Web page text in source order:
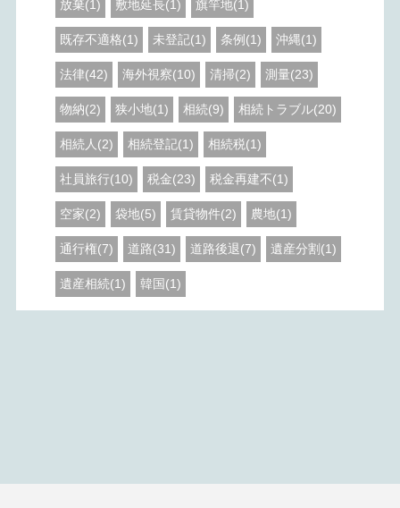
放棄(1) 敷地延長(1) 旗竿地(1)
既存不適格(1) 未登記(1) 条例(1) 沖縄(1)
法律(42) 海外視察(10) 清掃(2) 測量(23)
物納(2) 狭小地(1) 相続(9) 相続トラブル(20)
相続人(2) 相続登記(1) 相続税(1)
社員旅行(10) 税金(23) 税金再建不(1)
空家(2) 袋地(5) 賃貸物件(2) 農地(1)
通行権(7) 道路(31) 道路後退(7) 遺産分割(1)
遺産相続(1) 韓国(1)